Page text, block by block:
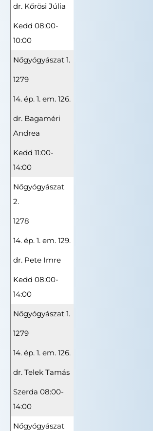
dr. Kőrösi Júlia
Kedd 08:00-
10:00
Nőgyógyászat 1.
1279
14. ép. 1. em. 126.
dr. Bagaméri
Andrea
Kedd 11:00-
14:00
Nőgyógyászat
2.
1278
14. ép. 1. em. 129.
dr. Pete Imre
Kedd 08:00-
14:00
Nőgyógyászat 1.
1279
14. ép. 1. em. 126.
dr. Telek Tamás
Szerda 08:00-
14:00
Nőgyógyászat